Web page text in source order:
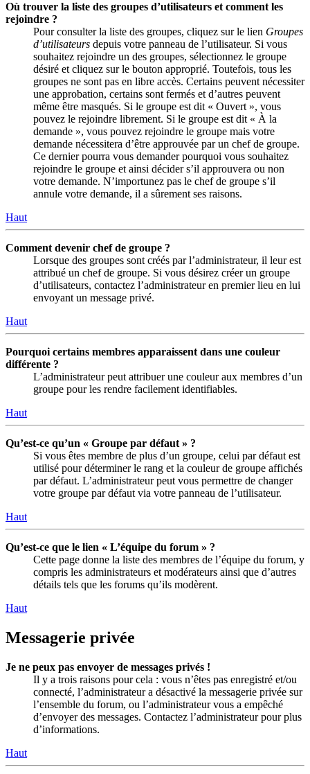
Où trouver la liste des groupes d’utilisateurs et comment les
rejoindre ?
Pour consulter la liste des groupes, cliquez sur le lien Groupes
d’utilisateurs depuis votre panneau de l’utilisateur. Si vous
souhaitez rejoindre un des groupes, sélectionnez le groupe
désiré et cliquez sur le bouton approprié. Toutefois, tous les
groupes ne sont pas en libre accès. Certains peuvent nécessiter
une approbation, certains sont fermés et d’autres peuvent
même être masqués. Si le groupe est dit « Ouvert », vous
pouvez le rejoindre librement. Si le groupe est dit « À la
demande », vous pouvez rejoindre le groupe mais votre
demande nécessitera d’être approuvée par un chef de groupe.
Ce dernier pourra vous demander pourquoi vous souhaitez
rejoindre le groupe et ainsi décider s’il approuvera ou non
votre demande. N’importunez pas le chef de groupe s’il
annule votre demande, il a sûrement ses raisons.
Haut
Comment devenir chef de groupe ?
Lorsque des groupes sont créés par l’administrateur, il leur est
attribué un chef de groupe. Si vous désirez créer un groupe
d’utilisateurs, contactez l’administrateur en premier lieu en lui
envoyant un message privé.
Haut
Pourquoi certains membres apparaissent dans une couleur
différente ?
L’administrateur peut attribuer une couleur aux membres d’un
groupe pour les rendre facilement identifiables.
Haut
Qu’est-ce qu’un « Groupe par défaut » ?
Si vous êtes membre de plus d’un groupe, celui par défaut est
utilisé pour déterminer le rang et la couleur de groupe affichés
par défaut. L’administrateur peut vous permettre de changer
votre groupe par défaut via votre panneau de l’utilisateur.
Haut
Qu’est-ce que le lien « L’équipe du forum » ?
Cette page donne la liste des membres de l’équipe du forum, y
compris les administrateurs et modérateurs ainsi que d’autres
détails tels que les forums qu’ils modèrent.
Haut
Messagerie privée
Je ne peux pas envoyer de messages privés !
Il y a trois raisons pour cela : vous n’êtes pas enregistré et/ou
connecté, l’administrateur a désactivé la messagerie privée sur
l’ensemble du forum, ou l’administrateur vous a empêché
d’envoyer des messages. Contactez l’administrateur pour plus
d’informations.
Haut